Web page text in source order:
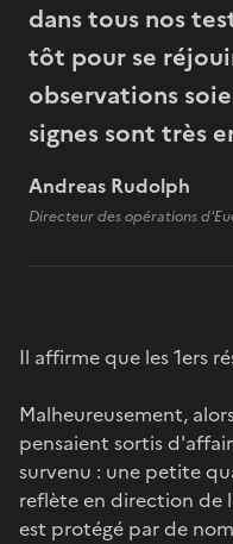
dans tous nos
tôt pour se
observations
signes sont très
Andreas Rudolph
Directeur des opérations
Il affirme que les 1ers
Malheureusement,
pensaient sortis
survenu : une petite
reflète en direction de
est protégé par de